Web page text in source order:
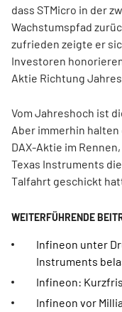
dass STMicro in der
Wachstumspfad
zufrieden zeigte er
Investoren
Aktie Richtung
Vom Jahreshoch ist
Aber immerhin
DAX-Aktie im
Texas Instruments
Talfahrt geschickt
Infineon unter
Instruments
Infineon:
Infineon vor